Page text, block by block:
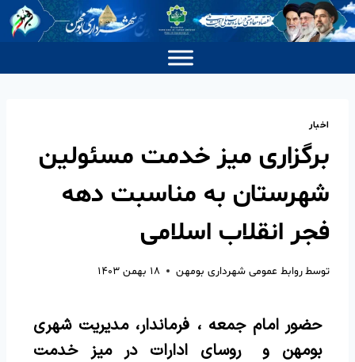
اخبار
برگزاری میز خدمت مسئولین
شهرستان به مناسبت دهه
فجر انقلاب اسلامی
توسطروابط عمومی شهرداری بومهن ۱۸ بهمن ۱۴۰۳
حضور امام جمعه ، فرماندار، مدیریت شهری
بومهن و روسای ادارات در میز خدمت